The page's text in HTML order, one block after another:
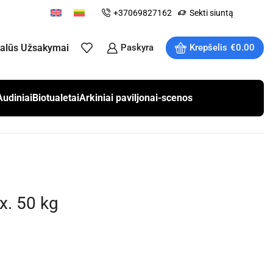
+37069827162 Sekti siuntą
Užsakymai Paskyra Krepšelis €0.00
BiotualetaiArkiniai paviljonai-scenos
50 kg